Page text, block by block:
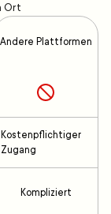
Ort
Andere Plattformen
Kostenpflichtiger
Zugang
Kompliziert